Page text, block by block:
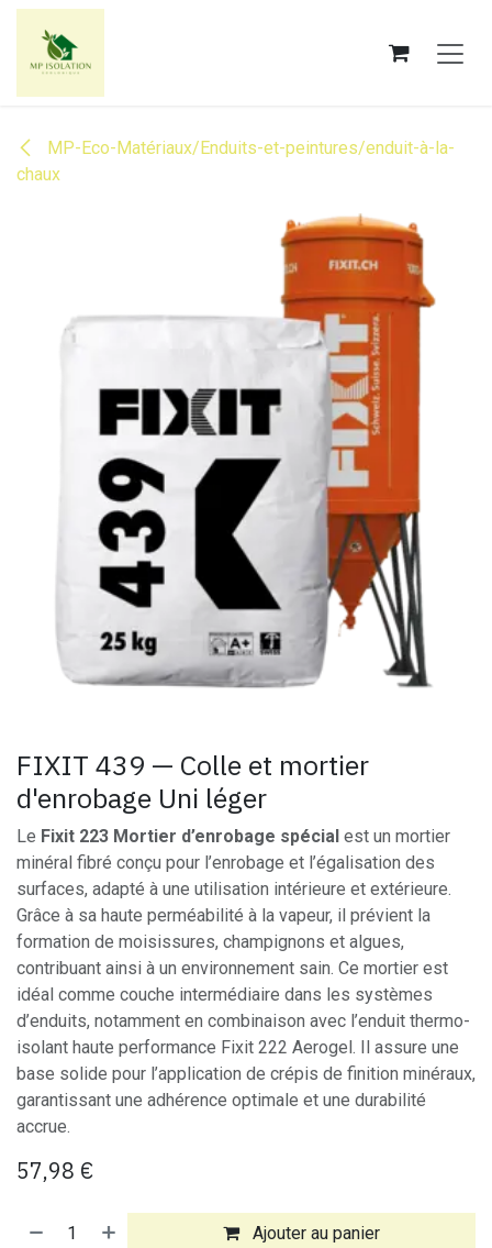
Se rendre au contenu
MP-Eco-Matériaux/Enduits-et-peintures/enduit-à-la-
chaux
FIXIT 439 — Colle et mortier
d'enrobage Uni léger
Le Fixit 223 Mortier d’enrobage spécial est un mortier
minéral fibré conçu pour l’enrobage et l’égalisation des
surfaces, adapté à une utilisation intérieure et extérieure.
Grâce à sa haute perméabilité à la vapeur, il prévient la
formation de moisissures, champignons et algues,
contribuant ainsi à un environnement sain. Ce mortier est
idéal comme couche intermédiaire dans les systèmes
d’enduits, notamment en combinaison avec l’enduit thermo-
isolant haute performance Fixit 222 Aerogel. Il assure une
base solide pour l’application de crépis de finition minéraux,
garantissant une adhérence optimale et une durabilité
accrue.
57,98 €
Ajouter au panier